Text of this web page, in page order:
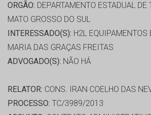
ORGÃO: DEPARTAMENTO ESTADUAL DE
MATO GROSSO DO SUL
INTERESSADO(S): H2L EQUIPAMENTOS
MARIA DAS GRAÇAS FREITAS
ADVOGADO(S): NÃO HÁ
RELATOR: CONS. IRAN COELHO DAS
PROCESSO: TC/3989/2013